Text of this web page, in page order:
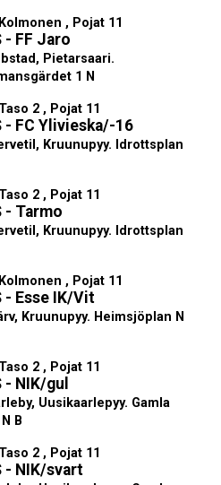
, Pojat 11
- FF Jaro
Pietarsaari.
1 N
2 , Pojat 11
- FC Ylivieska/-16
Kruunupyy. Idrottsplan
2 , Pojat 11
- Tarmo
Kruunupyy. Idrottsplan
, Pojat 11
- Esse IK/Vit
Kruunupyy. Heimsjöplan N
2 , Pojat 11
- NIK/gul
Uusikaarlepyy. Gamla
B
2 , Pojat 11
- NIK/svart